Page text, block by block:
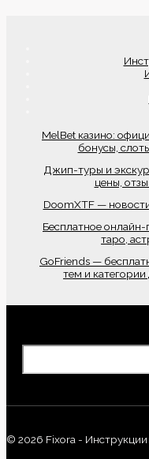
MelBet казино:
бонусы,
Джип-туры и
цены,
DoomXTF —
Бесплатное онлайн-
таро,
GoFriends —
тем и
© 2026 Fixora -